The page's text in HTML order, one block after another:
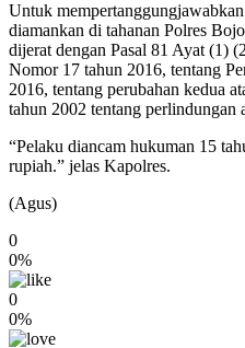
Untuk
diamankan di tahanan Polres
dijerat dengan Pasal 81 Ayat (1)
Nomor 17 tahun 2016, tentang
2016, tentang perubahan kedua
tahun 2002 tentang perlindungan
“Pelaku diancam hukuman 15
rupiah.” jelas Kapolres.
(Agus)
0
0%
0
0%